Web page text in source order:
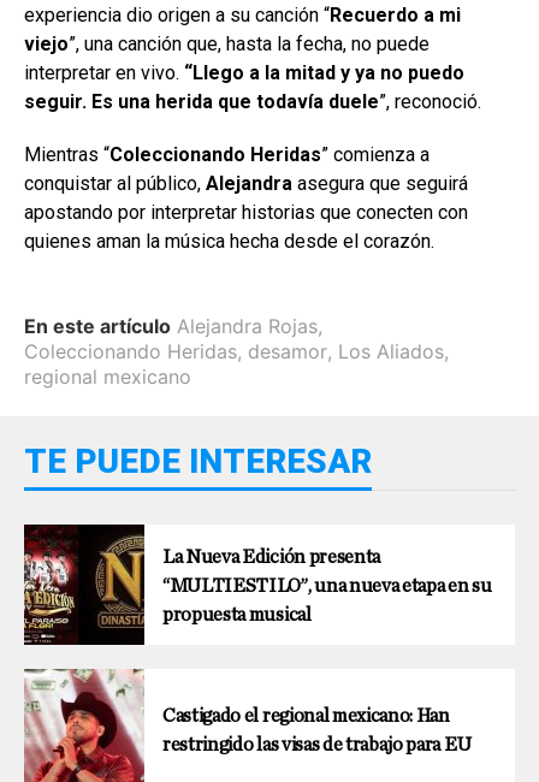
experiencia dio origen a su canción “Recuerdo a mi
viejo”, una canción que, hasta la fecha, no puede
interpretar en vivo. “Llego a la mitad y ya no puedo
seguir. Es una herida que todavía duele”, reconoció.
Mientras “Coleccionando Heridas” comienza a
conquistar al público, Alejandra asegura que seguirá
apostando por interpretar historias que conecten con
quienes aman la música hecha desde el corazón.
En este artículo Alejandra Rojas,
Coleccionando Heridas, desamor, Los Aliados,
regional mexicano
TE PUEDE INTERESAR
La Nueva Edición presenta
“MULTIESTILO”, una nueva etapa en su
propuesta musical
Castigado el regional mexicano: Han
restringido las visas de trabajo para EU